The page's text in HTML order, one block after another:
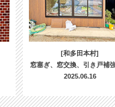
[和多田本村]
窓塞ぎ、窓交換、引き戸補
2025.06.16